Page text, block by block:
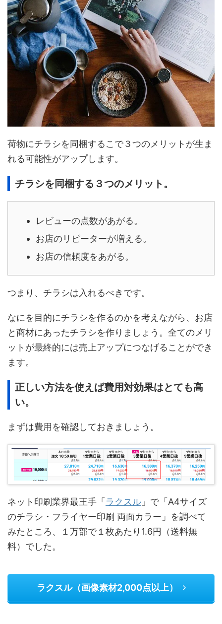
荷物にチラシを同梱するこで３つのメリットが生ま
れる可能性がアップします。
チラシを同梱する３つのメリット。
レビューの点数があがる。
お店のリピーターが増える。
お店の信頼度をあがる。
つまり、チラシは入れるべきです。
なにを目的にチラシを作るのかを考えながら、お店
と商材にあったチラシを作りましょう。全てのメリ
ットが最終的には売上アップにつなげることができ
ます。
正しい方法を使えば費用対効果はとても高
い。
まずは費用を確認しておきましょう。
ネット印刷業界最王手「ラクスル 」で「A4サイズ
のチラシ・フライヤー印刷 両面カラー」を調べて
みたところ、１万部で１枚あたり1.6円（送料無
料）でした。
ラクスル（画像素材2,000点以上）